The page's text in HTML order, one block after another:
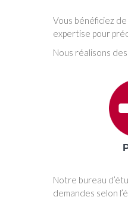
Vous bénéficiez
expertise pour
Nous réalisons
Notre bureau
demandes selon